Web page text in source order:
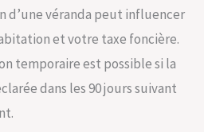
d’une véranda peut influencer
et votre taxe foncière.
temporaire est possible si la
dans les 90 jours suivant